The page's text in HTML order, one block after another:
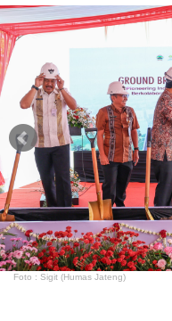
Foto : Sigit (Humas Jateng)